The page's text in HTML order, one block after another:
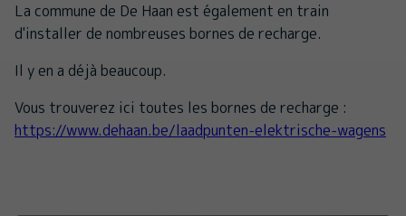
La commune de De Haan est également en train
d'installer de nombreuses bornes de recharge.
Il y en a déjà beaucoup.
Vous trouverez ici toutes les bornes de recharge :
https://www.dehaan.be/laadpunten-elektrische-wagens